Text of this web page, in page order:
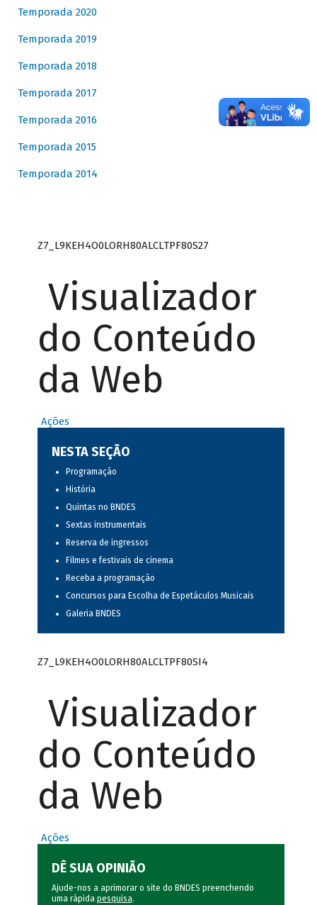
Temporada 2020
Temporada 2019
Temporada 2018
Temporada 2017
Temporada 2016
Temporada 2015
Temporada 2014
Z7_L9KEH4O0LORH80ALCLTPF80S27
Visualizador
do Conteúdo
da Web
Ações
NESTA SEÇÃO
Programação
História
Quintas no BNDES
Sextas instrumentais
Reserva de ingressos
Filmes e festivais de cinema
Receba a programação
Concursos para Escolha de Espetáculos Musicais
Galeria BNDES
Z7_L9KEH4O0LORH80ALCLTPF80SI4
Visualizador
do Conteúdo
da Web
Ações
DÊ SUA OPINIÃO
Ajude-nos a aprimorar o site do BNDES preenchendo
uma rápida pesquisa.